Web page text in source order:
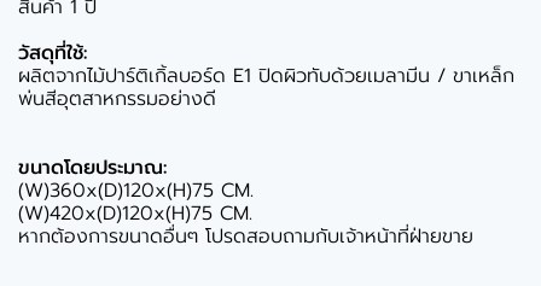
สินค้า 1 ปี
วัสดุที่ใช้:
ผลิตจากไม้ปาร์ติเกิ้ลบอร์ด E1 ปิดผิวทับด้วยเมลามีน / ขาเหล็ก
พ่นสีอุตสาหกรรมอย่างดี
ขนาดโดยประมาณ:
(W)360x(D)120x(H)75 CM.
(W)420x(D)120x(H)75 CM.
หากต้องการขนาดอื่นๆ โปรดสอบถามกับเจ้าหน้าที่ฝ่ายขาย